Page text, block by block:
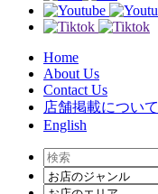
Home
About Us
Contact Us
店舗掲載について
English